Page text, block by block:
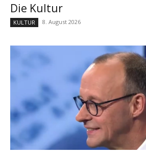
Die Kultur
KULTUR 8. August 2026